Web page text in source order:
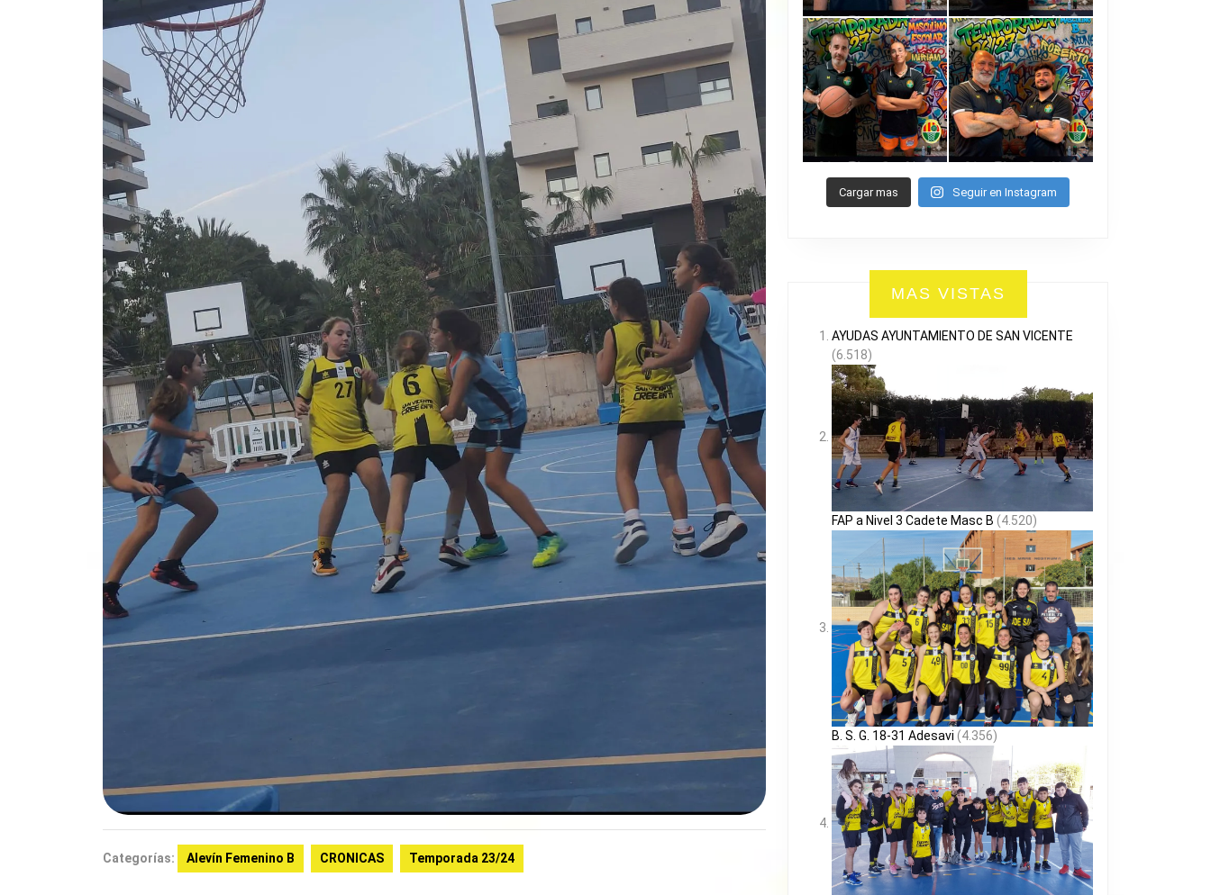
Categorías: Alevín Femenino B CRONICAS Temporada 23/24
Cargar mas Seguir en Instagram
MAS VISTAS
AYUDAS AYUNTAMIENTO DE SAN VICENTE
(6.518)
FAP a Nivel 3 Cadete Masc B (4.520)
B. S. G. 18-31 Adesavi (4.356)